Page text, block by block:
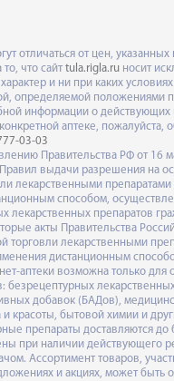
отличаться от цен,
что сайт tula.rigla.ru носит
и ни при каких условиях
определяемой положениями
информации о действующих
аптеке, пожалуйста,
03-03
Правительства РФ от 16
выдачи разрешения на
лекарственными
способом,
лекарственных препаратов
акты Правительства
торговли лекарственными
дистанционным
аптеки возможна только
безрецептурных
добавок (БАДов),
и красоты, бытовой химии и
препараты доставляются
при наличии действующего
Ассортимент товаров,
и акциях, может быть